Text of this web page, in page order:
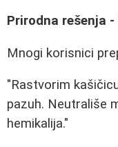
Prirodna rešenja
Mnogi korisnici
"Rastvorim
pazuh. Neutrališe
hemikalija."